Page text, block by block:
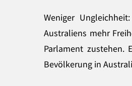
Weniger
Australiens mehr
Parlament zustehen.
Bevölkerung in